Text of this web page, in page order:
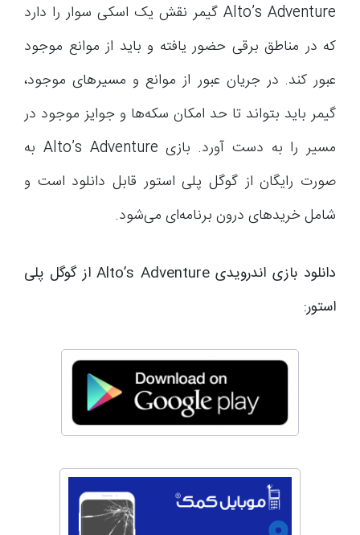
Alto’s Adventure گیمر نقش یک اسکی سوار را دارد
که در مناطق برقی حضور یافته و باید از موانع موجود
عبور کند. در جریان عبور از موانع و مسیرهای موجود،
گیمر باید بتواند تا حد امکان سکه‌ها و جوایز موجود در
مسیر را به دست آورد. بازی Alto’s Adventure به
صورت رایگان از گوگل پلی استور قابل دانلود است و
شامل خریدهای درون برنامه‌ای می‌شود.
دانلود بازی اندرویدی Alto’s Adventure از گوگل پلی
استور: